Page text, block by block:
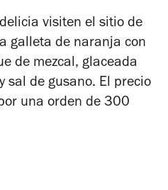
visiten el sitio de
galleta de naranja con
de mezcal, glaceada
sal de gusano. El precio
una orden de 300